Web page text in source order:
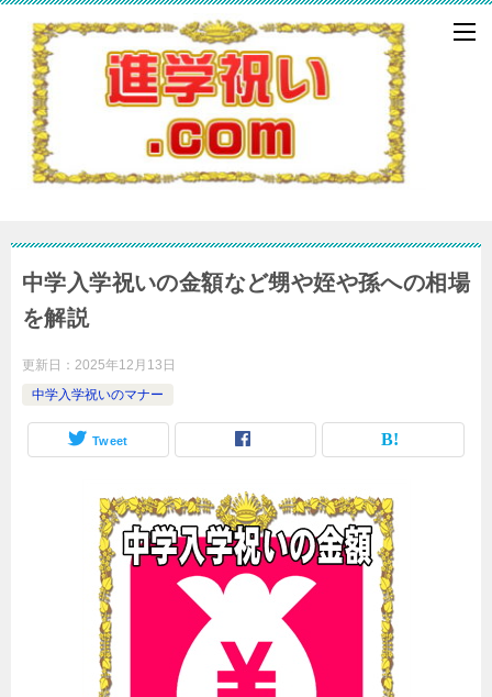
中学入学祝いの金額など甥や姪や孫への相場
を解説
更新日： 2025年12月13日
中学入学祝いのマナー
Tweet